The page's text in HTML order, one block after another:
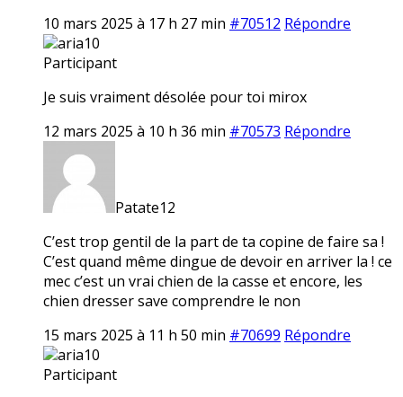
10 mars 2025 à 17 h 27 min #70512 Répondre
aria10
Participant
Je suis vraiment désolée pour toi mirox
12 mars 2025 à 10 h 36 min #70573 Répondre
Patate12
C’est trop gentil de la part de ta copine de faire sa !
C’est quand même dingue de devoir en arriver la ! ce
mec c’est un vrai chien de la casse et encore, les
chien dresser save comprendre le non
15 mars 2025 à 11 h 50 min #70699 Répondre
aria10
Participant